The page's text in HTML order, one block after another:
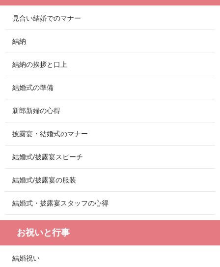
見合い結婚でのマナー
結納
結納の挨拶と口上
結婚式の準備
新郎新婦の心得
披露宴・結婚式のマナー
結婚式/披露宴スピーチ
結婚式/披露宴の服装
結婚式・披露宴スタッフの心得
お祝いと行事
結婚祝い